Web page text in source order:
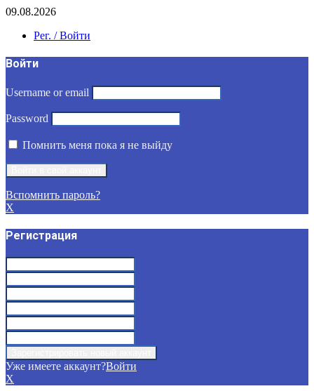
09.08.2026
Рег. / Войти
Войти
Username or email
Password
Помнить меня пока я не выйду
Вспомнить пароль?
X
Регистрация
Уже имеете аккаунт?Войти
X